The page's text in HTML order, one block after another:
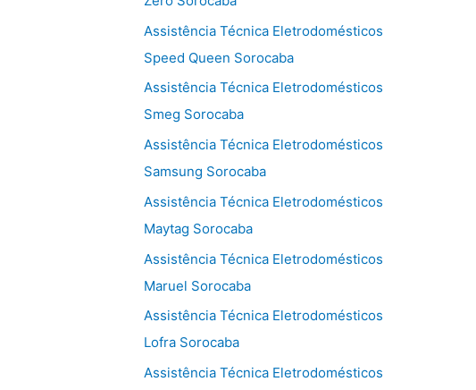
Assistência Técnica Eletrodomésticos
Speed Queen Sorocaba
Assistência Técnica Eletrodomésticos
Smeg Sorocaba
Assistência Técnica Eletrodomésticos
Samsung Sorocaba
Assistência Técnica Eletrodomésticos
Maytag Sorocaba
Assistência Técnica Eletrodomésticos
Maruel Sorocaba
Assistência Técnica Eletrodomésticos
Lofra Sorocaba
Assistência Técnica Eletrodomésticos